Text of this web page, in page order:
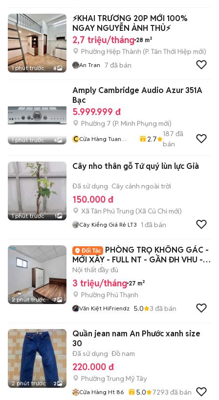
1 phút trước 8
⚡️KHAI TRƯƠNG 20P MỚI 100%
NGAY NGUYỄN ẢNH THỦ⚡️
2,7 triệu/tháng 28 m²
Phường Hiệp Thành (P. Tân Thới Hiệp mới)
An Tran 7 đã bán
1 phút trước 4
Amply Cambridge Audio Azur 351A
Bạc
5.999.999 đ
Phường 7 (P. Minh Phụng mới)
CCửa Hàng Tuan
2.7
187 đã
bán
1 phút trước 1
Cây nho thân gỗ Tứ quý lùn lực Già
Đã sử dụng Cây cảnh ngoài trời
150.000 đ
Xã Tân Phú Trung (Xã Củ Chi mới)
Cây Kiểng Giá Rẻ LT3 1 đã bán
2 phút trước 7
PHÒNG TRỌ KHÔNG GÁC -
MỚI XÂY - FULL NT - GẦN ĐH VHU -
GO PHÚ THẠNH🎉
Nội thất đầy đủ
3 triệu/tháng 27 m²
Phường Phú Thạnh
Văn Kiệt HiFriendz 5.0 3 đã bán
2 phút trước 2
Quần jean nam An Phước xanh size
30
Đã sử dụng Đồ nam
220.000 đ
Phường Trung Mỹ Tây
Cửa Hàng Ht 86 5.0 7293 đã bán